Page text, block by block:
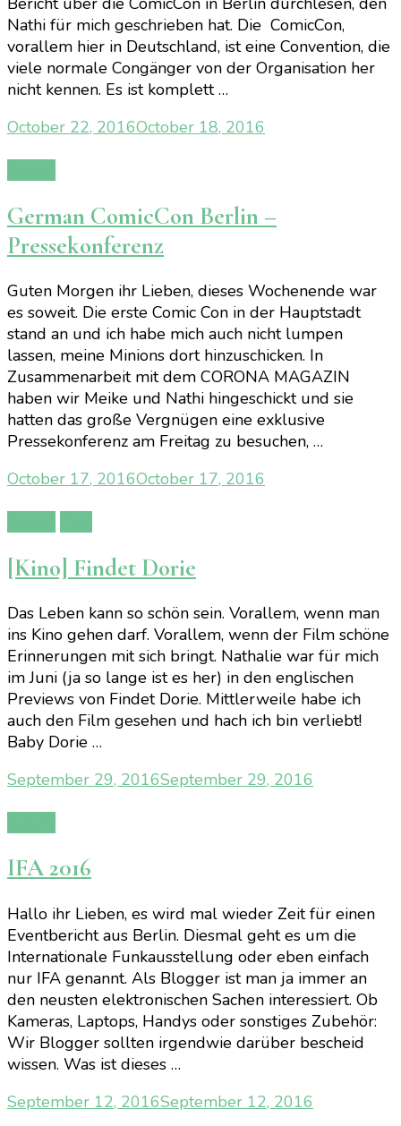
Nathi für mich geschrieben hat. Die ComicCon,
vorallem hier in Deutschland, ist eine Convention, die
viele normale Congänger von der Organisation her
nicht kennen. Es ist komplett …
October 22, 2016October 18, 2016
German ComicCon Berlin –
Pressekonferenz
Guten Morgen ihr Lieben, dieses Wochenende war
es soweit. Die erste Comic Con in der Hauptstadt
stand an und ich habe mich auch nicht lumpen
lassen, meine Minions dort hinzuschicken. In
Zusammenarbeit mit dem CORONA MAGAZIN
haben wir Meike und Nathi hingeschickt und sie
hatten das große Vergnügen eine exklusive
Pressekonferenz am Freitag zu besuchen, …
October 17, 2016October 17, 2016
[Kino] Findet Dorie
Das Leben kann so schön sein. Vorallem, wenn man
ins Kino gehen darf. Vorallem, wenn der Film schöne
Erinnerungen mit sich bringt. Nathalie war für mich
im Juni (ja so lange ist es her) in den englischen
Previews von Findet Dorie. Mittlerweile habe ich
auch den Film gesehen und hach ich bin verliebt!
Baby Dorie …
September 29, 2016September 29, 2016
IFA 2016
Hallo ihr Lieben, es wird mal wieder Zeit für einen
Eventbericht aus Berlin. Diesmal geht es um die
Internationale Funkausstellung oder eben einfach
nur IFA genannt. Als Blogger ist man ja immer an
den neusten elektronischen Sachen interessiert. Ob
Kameras, Laptops, Handys oder sonstiges Zubehör:
Wir Blogger sollten irgendwie darüber bescheid
wissen. Was ist dieses …
September 12, 2016September 12, 2016